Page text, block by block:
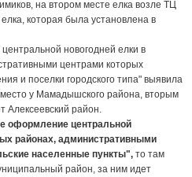
на втором месте елка возле ТЦ
которая была установлена в
новогодней елки в
центрами которых
и поселки городского типа" выявила
у Мамадышского района, вторым
Алексеевский район.
оформление центральной
районах, административными
населенные пункты", то там
район, за ним идет